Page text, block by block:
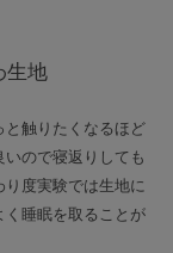
生地
と触りたくなるほど
ので寝返りしても
度実験では生地に
く睡眠を取ることが